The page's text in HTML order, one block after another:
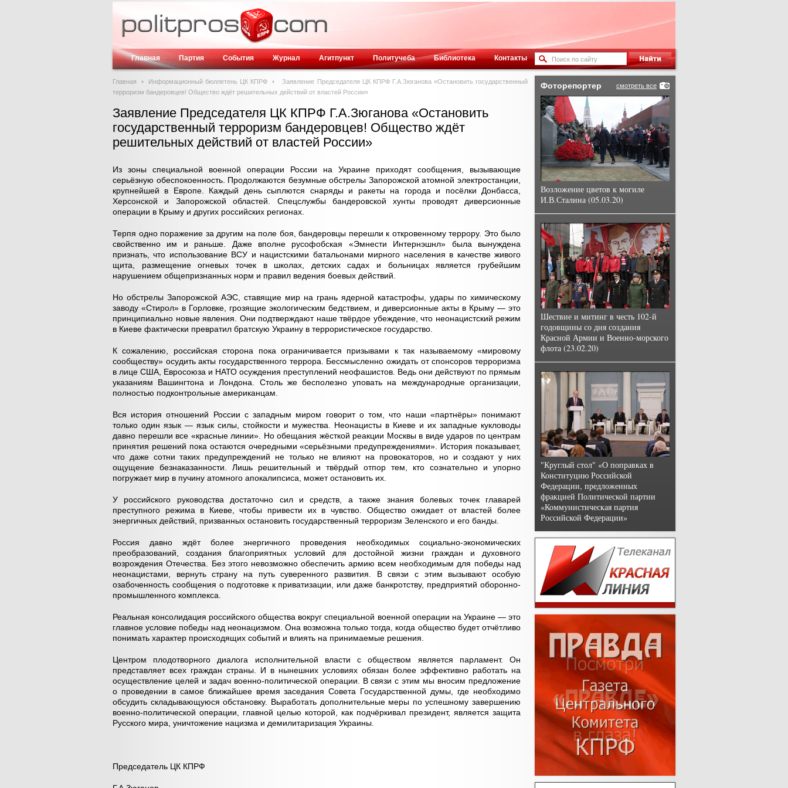
Главная Партия События Журнал Агитпункт Политучеба Библиотека Контакты
Главная Информационный бюллетень ЦК КПРФ
Заявление Председателя ЦК КПРФ Г.А.Зюганова «Остановить государственный
терроризм бандеровцев! Общество ждёт решительных действий от властей России»
Заявление Председателя ЦК КПРФ Г.А.Зюганова «Остановить
государственный терроризм бандеровцев! Общество ждёт
решительных действий от властей России»
Из зоны специальной военной операции России на Украине приходят сообщения, вызывающие
серьёзную обеспокоенность. Продолжаются безумные обстрелы Запорожской атомной электростанции,
крупнейшей в Европе. Каждый день сыплются снаряды и ракеты на города и посёлки Донбасса,
Херсонской и Запорожской областей. Спецслужбы бандеровской хунты проводят диверсионные
операции в Крыму и других российских регионах.
Терпя одно поражение за другим на поле боя, бандеровцы перешли к откровенному террору. Это было
свойственно им и раньше. Даже вполне русофобская «Эмнести Интернэшнл» была вынуждена
признать, что использование ВСУ и нацистскими батальонами мирного населения в качестве живого
щита, размещение огневых точек в школах, детских садах и больницах является грубейшим
нарушением общепризнанных норм и правил ведения боевых действий.
Но обстрелы Запорожской АЭС, ставящие мир на грань ядерной катастрофы, удары по химическому
заводу «Стирол» в Горловке, грозящие экологическим бедствием, и диверсионные акты в Крыму — это
принципиально новые явления. Они подтверждают наше твёрдое убеждение, что неонацистский режим
в Киеве фактически превратил братскую Украину в террористическое государство.
К сожалению, российская сторона пока ограничивается призывами к так называемому «мировому
сообществу» осудить акты государственного террора. Бессмысленно ожидать от спонсоров терроризма
в лице США, Евросоюза и НАТО осуждения преступлений неофашистов. Ведь они действуют по прямым
указаниям Вашингтона и Лондона. Столь же бесполезно уповать на международные организации,
полностью подконтрольные американцам.
Вся история отношений России с западным миром говорит о том, что наши «партнёры» понимают
только один язык — язык силы, стойкости и мужества. Неонацисты в Киеве и их западные кукловоды
давно перешли все «красные линии». Но обещания жёсткой реакции Москвы в виде ударов по центрам
принятия решений пока остаются очередными «серьёзными предупреждениями». История показывает,
что даже сотни таких предупреждений не только не влияют на провокаторов, но и создают у них
ощущение безнаказанности. Лишь решительный и твёрдый отпор тем, кто сознательно и упорно
погружает мир в пучину атомного апокалипсиса, может остановить их.
У российского руководства достаточно сил и средств, а также знания болевых точек главарей
преступного режима в Киеве, чтобы привести их в чувство. Общество ожидает от властей более
энергичных действий, призванных остановить государственный терроризм Зеленского и его банды.
Россия давно ждёт более энергичного проведения необходимых социально-экономических
преобразований, создания благоприятных условий для достойной жизни граждан и духовного
возрождения Отечества. Без этого невозможно обеспечить армию всем необходимым для победы над
неонацистами, вернуть страну на путь суверенного развития. В связи с этим вызывают особую
озабоченность сообщения о подготовке к приватизации, или даже банкротству, предприятий оборонно-
промышленного комплекса.
Реальная консолидация российского общества вокруг специальной военной операции на Украине — это
главное условие победы над неонацизмом. Она возможна только тогда, когда общество будет отчётливо
понимать характер происходящих событий и влиять на принимаемые решения.
Центром плодотворного диалога исполнительной власти с обществом является парламент. Он
представляет всех граждан страны. И в нынешних условиях обязан более эффективно работать на
осуществление целей и задач военно-политической операции. В связи с этим мы вносим предложение
о проведении в самое ближайшее время заседания Совета Государственной думы, где необходимо
обсудить складывающуюся обстановку. Выработать дополнительные меры по успешному завершению
военно-политической операции, главной целью которой, как подчёркивал президент, является защита
Русского мира, уничтожение нацизма и демилитаризация Украины.
Председатель ЦК КПРФ
смотреть все
Фоторепортер
Возложение цветов к могиле
И.В.Сталина (05.03.20)
Шествие и митинг в честь 102-й
годовщины со дня создания
Красной Армии и Военно-морского
флота (23.02.20)
"Круглый стол" «О поправках в
Конституцию Российской
Федерации, предложенных
фракцией Политической партии
«Коммунистическая партия
Российской Федерации»